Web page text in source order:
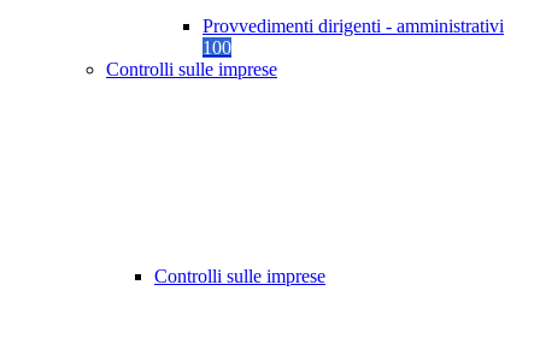
Provvedimenti dirigenti - amministrativi
100
Controlli sulle imprese
Controlli sulle imprese